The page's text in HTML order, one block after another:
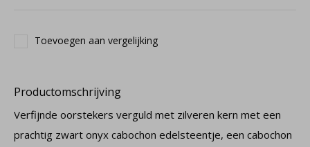
Toevoegen aan vergelijking
Productomschrijving
Verfijnde oorstekers verguld met zilveren kern met een
prachtig zwart onyx cabochon edelsteentje, een cabochon